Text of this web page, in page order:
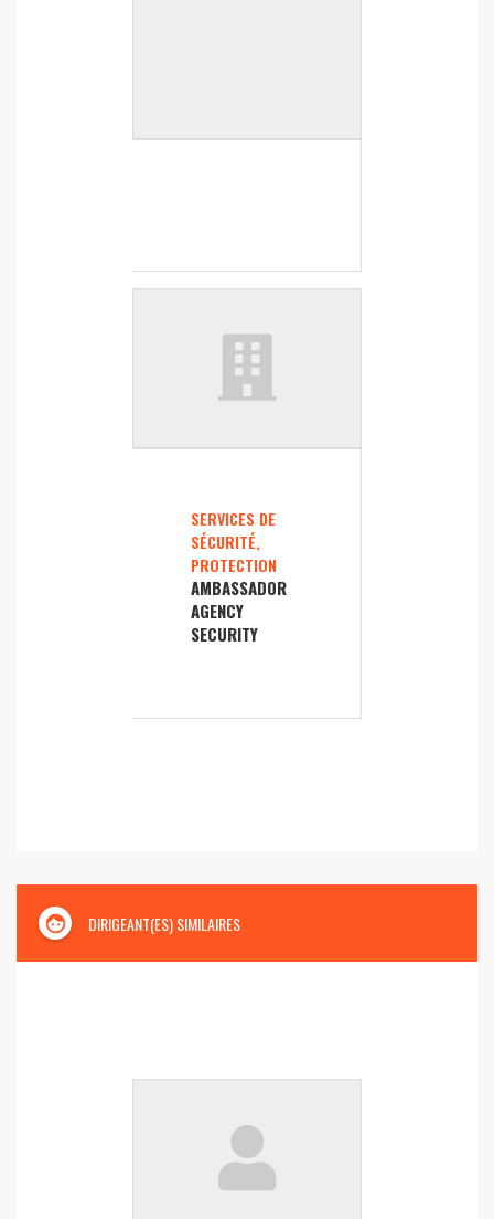
SERVICES DE
SÉCURITÉ,
PROTECTION
AMBASSADOR
AGENCY
SECURITY
face DIRIGEANT(ES) SIMILAIRES